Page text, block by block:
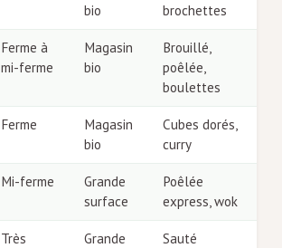
bio
brochettes
Ferme à
mi-ferme
Magasin
bio
Brouillé,
poêlée,
boulettes
Ferme
Magasin
bio
Cubes dorés,
curry
Mi-ferme
Grande
surface
Poêlée
express, wok
Très
Grande
Sauté